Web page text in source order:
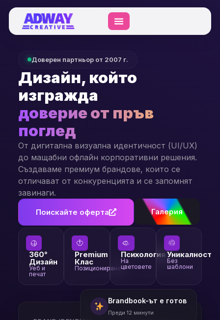
Доверен партньор от 2007 г.
Дизайн, който
изгражда
доверие от пръв
поглед
От дигитална визуална идентичност (UI/UX)
до мащабни офлайн корпоративни решения.
Създаваме премиум брандове, които се
отличават от конкуренцията и се запомнят
завинаги.
Поискайте оферта Галерия
360°
Дизайн
Уеб и
печат
Premium
Клас
Позициониране
Психология
На
цветовете
Уникалност
Без
шаблони
Brandbook-ът е готов
Преди 12 минути